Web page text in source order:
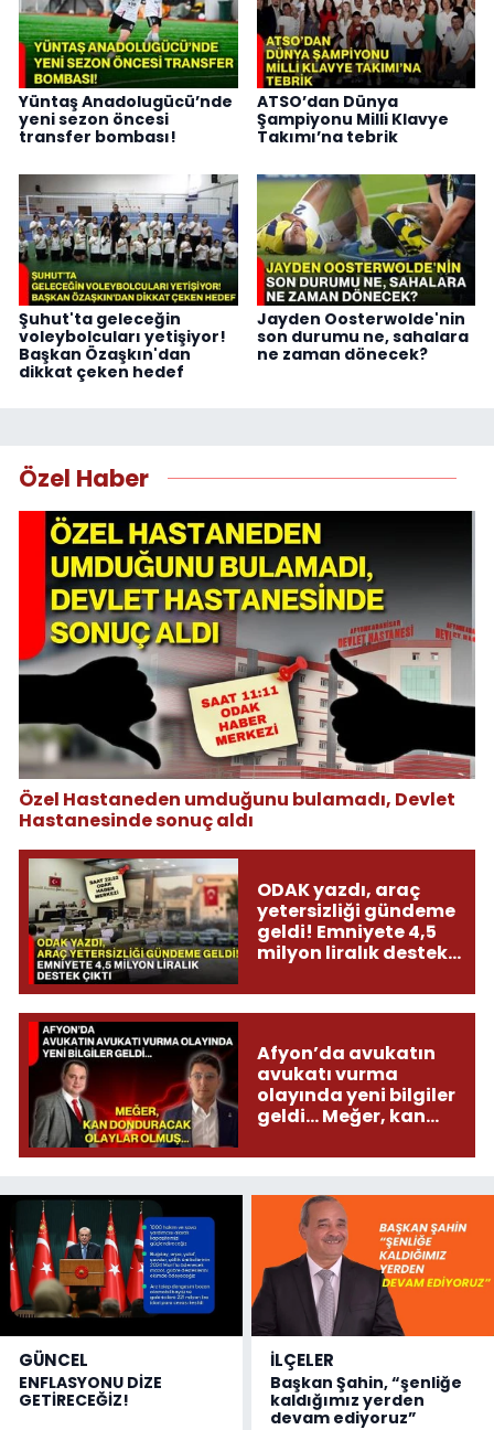
Yüntaş Anadolugücü’nde
yeni sezon öncesi
transfer bombası!
ATSO’dan Dünya
Şampiyonu Milli Klavye
Takımı’na tebrik
Şuhut'ta geleceğin
voleybolcuları yetişiyor!
Başkan Özaşkın'dan
dikkat çeken hedef
Jayden Oosterwolde'nin
son durumu ne, sahalara
ne zaman dönecek?
Özel Haber
Özel Hastaneden umduğunu bulamadı, Devlet
Hastanesinde sonuç aldı
ODAK yazdı, araç
yetersizliği gündeme
geldi! Emniyete 4,5
milyon liralık destek
Afyon’da avukatın
avukatı vurma
olayında yeni bilgiler
geldi... Meğer, kan
olmuş...
GÜNCEL
ENFLASYONU DİZE
GETİRECEĞİZ!
İLÇELER
Başkan Şahin, “şenliğe
kaldığımız yerden
devam ediyoruz”